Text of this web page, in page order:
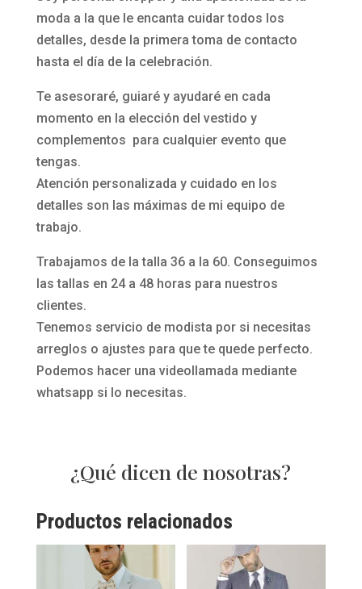
moda a la que le encanta cuidar todos los
detalles, desde la primera toma de contacto
hasta el día de la celebración.
Te asesoraré, guiaré y ayudaré en cada
momento en la elección del vestido y
complementos para cualquier evento que
tengas.
Atención personalizada y cuidado en los
detalles son las máximas de mi equipo de
trabajo.
Trabajamos de la talla 36 a la 60. Conseguimos
las tallas en 24 a 48 horas para nuestros
clientes.
Tenemos servicio de modista por si necesitas
arreglos o ajustes para que te quede perfecto.
Podemos hacer una videollamada mediante
whatsapp si lo necesitas.
¿Qué dicen de nosotras?
Productos relacionados